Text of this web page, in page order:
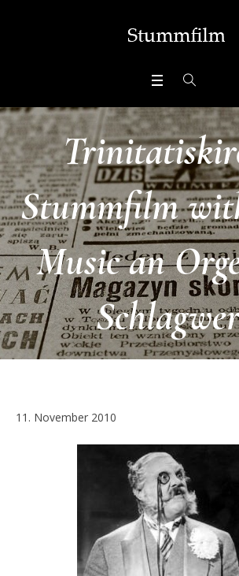
Stummfilm
Music an
11. November 2010